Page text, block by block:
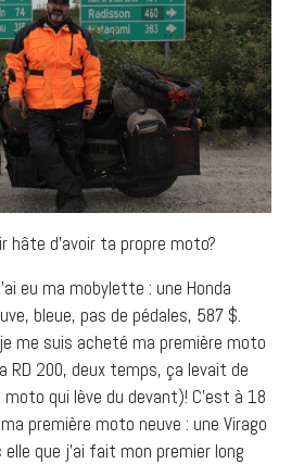
hâte d’avoir ta propre moto?
eu ma mobylette : une Honda
bleue, pas de pédales, 587 $.
je me suis acheté ma première moto
RD 200, deux temps, ça levait de
qui lève du devant)! C’est à 18
première moto neuve : une Virago
que j’ai fait mon premier long